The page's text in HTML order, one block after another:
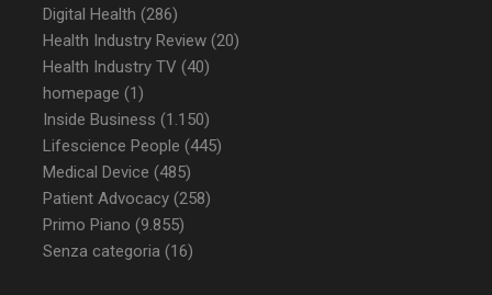
Digital Health (286)
Health Industry Review (20)
Health Industry TV (40)
homepage (1)
Inside Business (1.150)
Lifescience People (445)
Medical Device (485)
Patient Advocacy (258)
Primo Piano (9.855)
Senza categoria (16)